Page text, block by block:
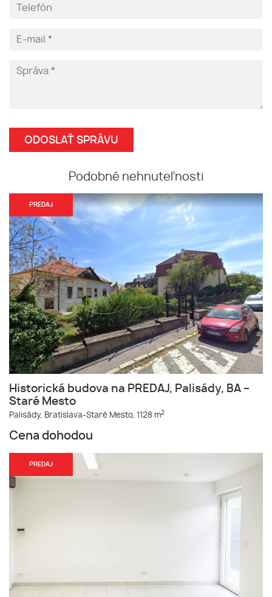
Podobné nehnuteľnosti
PREDAJ
Historická budova na PREDAJ, Palisády, BA –
Staré Mesto
Palisády, Bratislava-Staré Mesto, 1128 m2
Cena dohodou
PREDAJ